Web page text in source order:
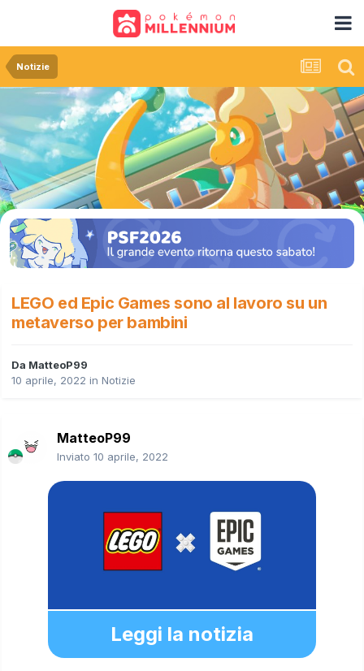
Notizie
LEGO ed Epic Games sono al lavoro su un
metaverso per bambini
Da MatteoP99
10 aprile, 2022 in Notizie
MatteoP99
Inviato 10 aprile, 2022
Leggi la notizia